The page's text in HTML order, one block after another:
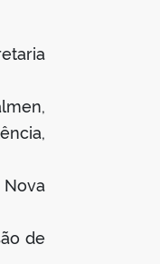
Nova
de